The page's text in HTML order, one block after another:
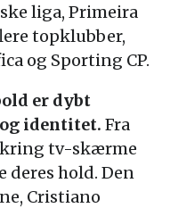
liga, Primeira
topklubber,
og Sporting CP.
er dybt
identitet. Fra
tv-skærme
deres hold. Den
Cristiano